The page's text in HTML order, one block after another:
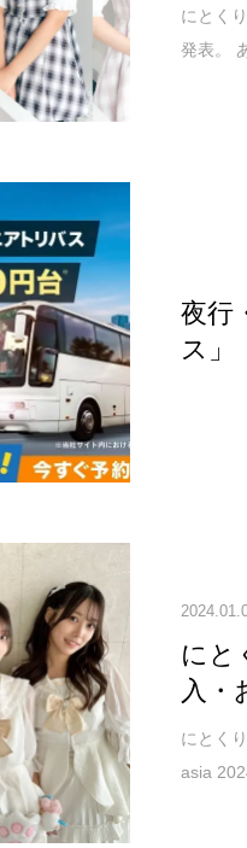
にとく
発表。
夜行
ス」
にと
入・
にとく
asia